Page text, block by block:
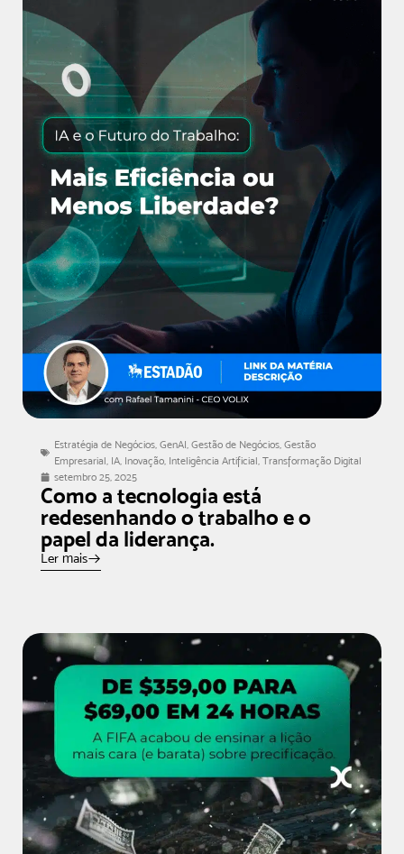
Estratégia de Negócios GenAI Gestão de Negócios Gestão
Empresarial IA Inovação Inteligência Artificial Transformação Digital
setembro 25, 2025
Como a tecnologia está
redesenhando o trabalho e o
papel da liderança.
Ler mais